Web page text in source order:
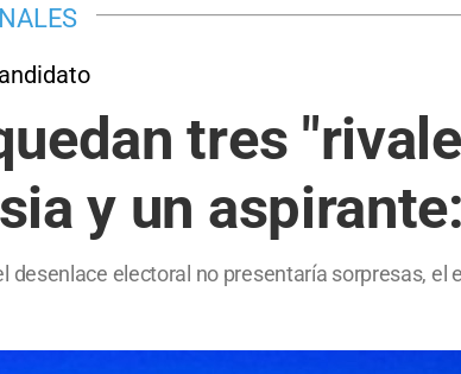
tres
y un
desenlace electoral no presentaría sorpresas,